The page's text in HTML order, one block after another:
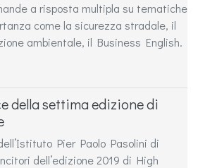
a risposta multipla su tematiche
come la sicurezza stradale, il
ambientale, il Business English.
della settima edizione di
Pier Paolo Pasolini di
dell’edizione 2019 di High